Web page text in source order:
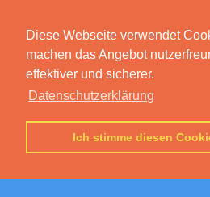
Diese Webseite verwendet
machen das Angebot
effektiver und sicherer.
Datenschutzerklärung
Ich stimme diesen